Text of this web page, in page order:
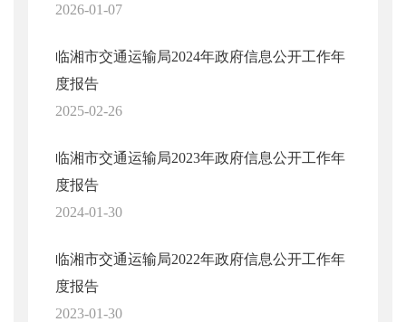
2026-01-07
临湘市交通运输局2024年政府信息公开工作年
度报告
2025-02-26
临湘市交通运输局2023年政府信息公开工作年
度报告
2024-01-30
临湘市交通运输局2022年政府信息公开工作年
度报告
2023-01-30